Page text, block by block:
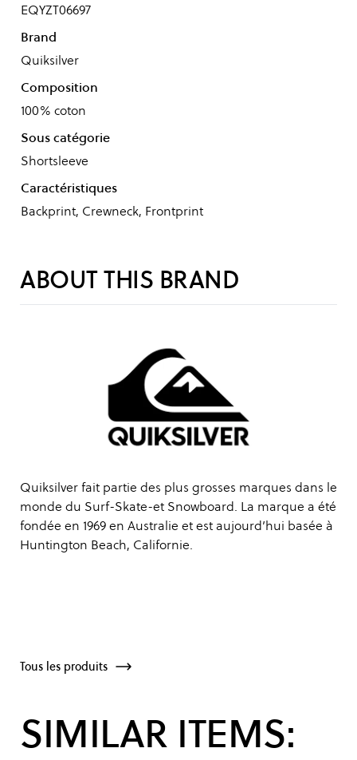
EQYZT06697
Brand
Quiksilver
Composition
100% coton
Sous catégorie
Shortsleeve
Caractéristiques
Backprint, Crewneck, Frontprint
ABOUT THIS BRAND
Quiksilver fait partie des plus grosses marques dans le
monde du Surf-Skate-et Snowboard. La marque a été
fondée en 1969 en Australie et est aujourd’hui basée à
Huntington Beach, Californie.
Tous les produits
SIMILAR ITEMS: